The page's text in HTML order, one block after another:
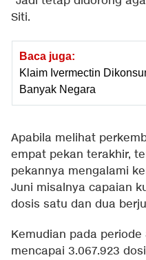
Siti.
Baca juga:
Klaim Ivermectin
Banyak Negara
Apabila melihat
empat pekan terakhir,
pekannya mengalami
Juni misalnya capaian
dosis satu dan dua
Kemudian pada
mencapai 3.067.923